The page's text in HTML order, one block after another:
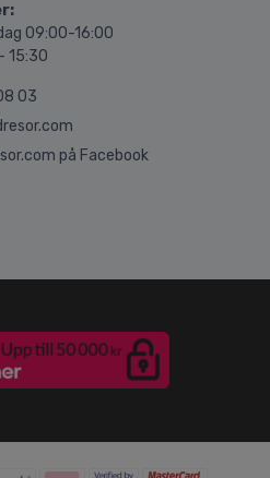
09:00-16:00
15:30
03
på Facebook